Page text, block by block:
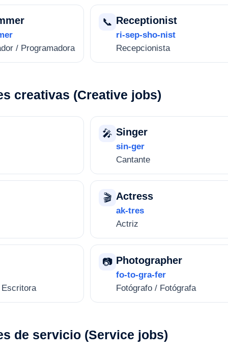
/ Programadora
📞 Receptionist
ri-sep-sho-nist
Recepcionista
creativas (Creative jobs)
🎤 Singer
sin-ger
Cantante
🎬 Actress
ak-tres
Actriz
📷 Photographer
fo-to-gra-fer
Fotógrafo / Fotógrafa
de servicio (Service jobs)